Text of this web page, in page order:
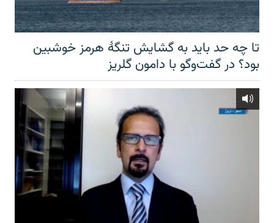
تا چه حد باید به گشایش تنگهٔ هرمز خوشبین
بود؟ در گفت‌وگو با دامون گلریز